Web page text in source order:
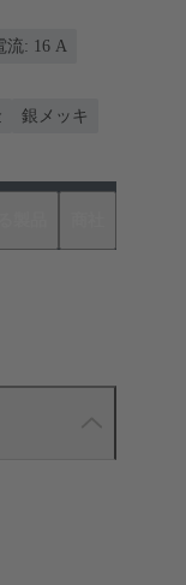
流: ‌16 A
銀メッキ